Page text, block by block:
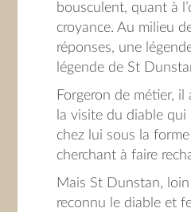
bousculent, quant à
croyance. Au milieu
réponses, une
légende de St
Forgeron de métier,
la visite du diable qui
chez lui sous la
cherchant à faire
Mais St Dunstan, loin
reconnu le diable et